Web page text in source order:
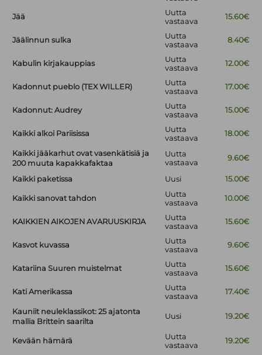
Jää
Uutta
vastaava
15.60€
Jäälinnun sulka
Uutta
vastaava
8.40€
Kabulin kirjakauppias
Uutta
vastaava
12.00€
Kadonnut pueblo (TEX WILLER)
Uutta
vastaava
17.00€
Kadonnut: Audrey
Uutta
vastaava
15.00€
Kaikki alkoi Pariisissa
Uutta
vastaava
18.00€
Kaikki jääkarhut ovat vasenkätisiä ja
200 muuta kapakkafaktaa
Uutta
vastaava
9.60€
Kaikki paketissa Uusi 15.00€
Kaikki sanovat tahdon
Uutta
vastaava
10.00€
KAIKKIEN AIKOJEN AVARUUSKIRJA
Uutta
vastaava
15.60€
Kasvot kuvassa
Uutta
vastaava
9.60€
Katariina Suuren muistelmat
Uutta
vastaava
15.60€
Kati Amerikassa
Uutta
vastaava
17.40€
Kauniit neuleklassikot: 25 ajatonta
mallia Brittein saarilta
Uusi 19.20€
Kevään hämärä
Uutta
vastaava
19.20€